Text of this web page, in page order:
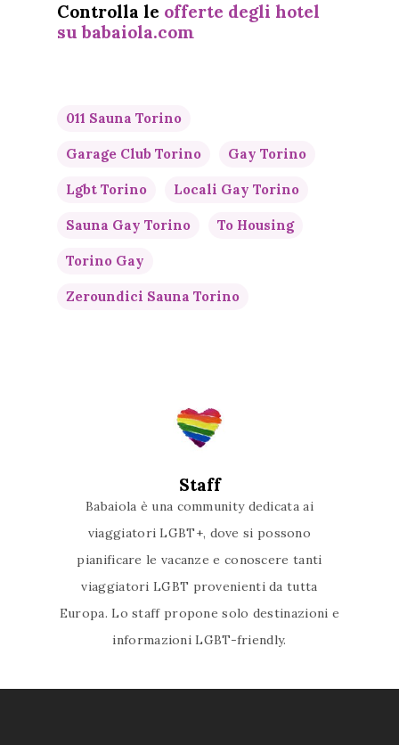
Controlla le offerte degli hotel
su babaiola.com
011 Sauna Torino
Garage Club Torino Gay Torino
Lgbt Torino Locali Gay Torino
Sauna Gay Torino To Housing
Torino Gay
Zeroundici Sauna Torino
Staff
Babaiola è una community dedicata ai
viaggiatori LGBT+, dove si possono
pianificare le vacanze e conoscere tanti
viaggiatori LGBT provenienti da tutta
Europa. Lo staff propone solo destinazioni e
informazioni LGBT-friendly.
Italia
Curiosità